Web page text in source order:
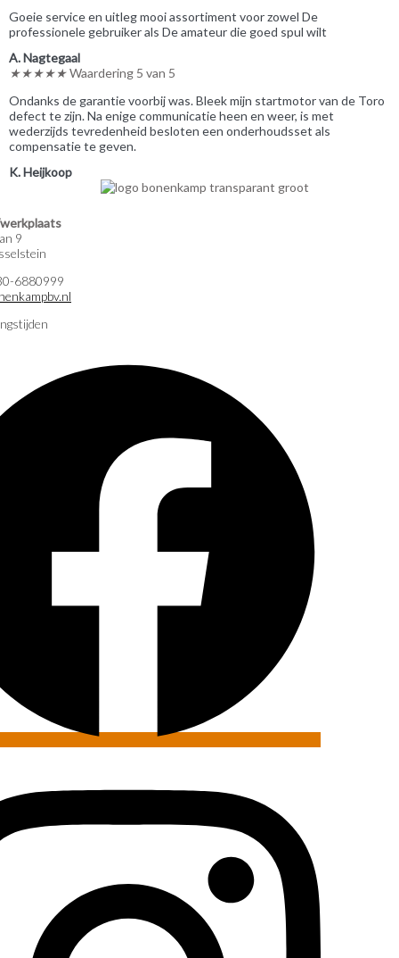
Goeie service en uitleg mooi assortiment voor zowel De
professionele gebruiker als De amateur die goed spul wilt
A. Nagtegaal
★★★★★Waardering 5 van 5
Ondanks de garantie voorbij was. Bleek mijn startmotor van de Toro
defect te zijn. Na enige communicatie heen en weer, is met
wederzijds tevredenheid besloten een onderhoudsset als
compensatie te geven.
K. Heijkoop
9
6880999